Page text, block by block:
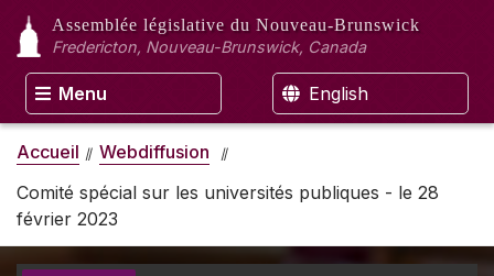
Assemblée législative du Nouveau-Brunswick
Fredericton, Nouveau-Brunswick, Canada
Menu English
Accueil
Webdiffusion
Comité spécial sur les universités publiques - le 28
février 2023